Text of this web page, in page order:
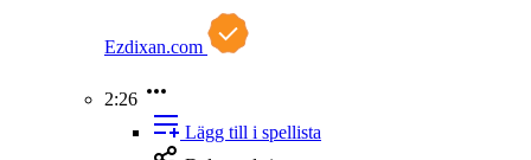
Ezdixan.com
2:26
Lägg till i spellista